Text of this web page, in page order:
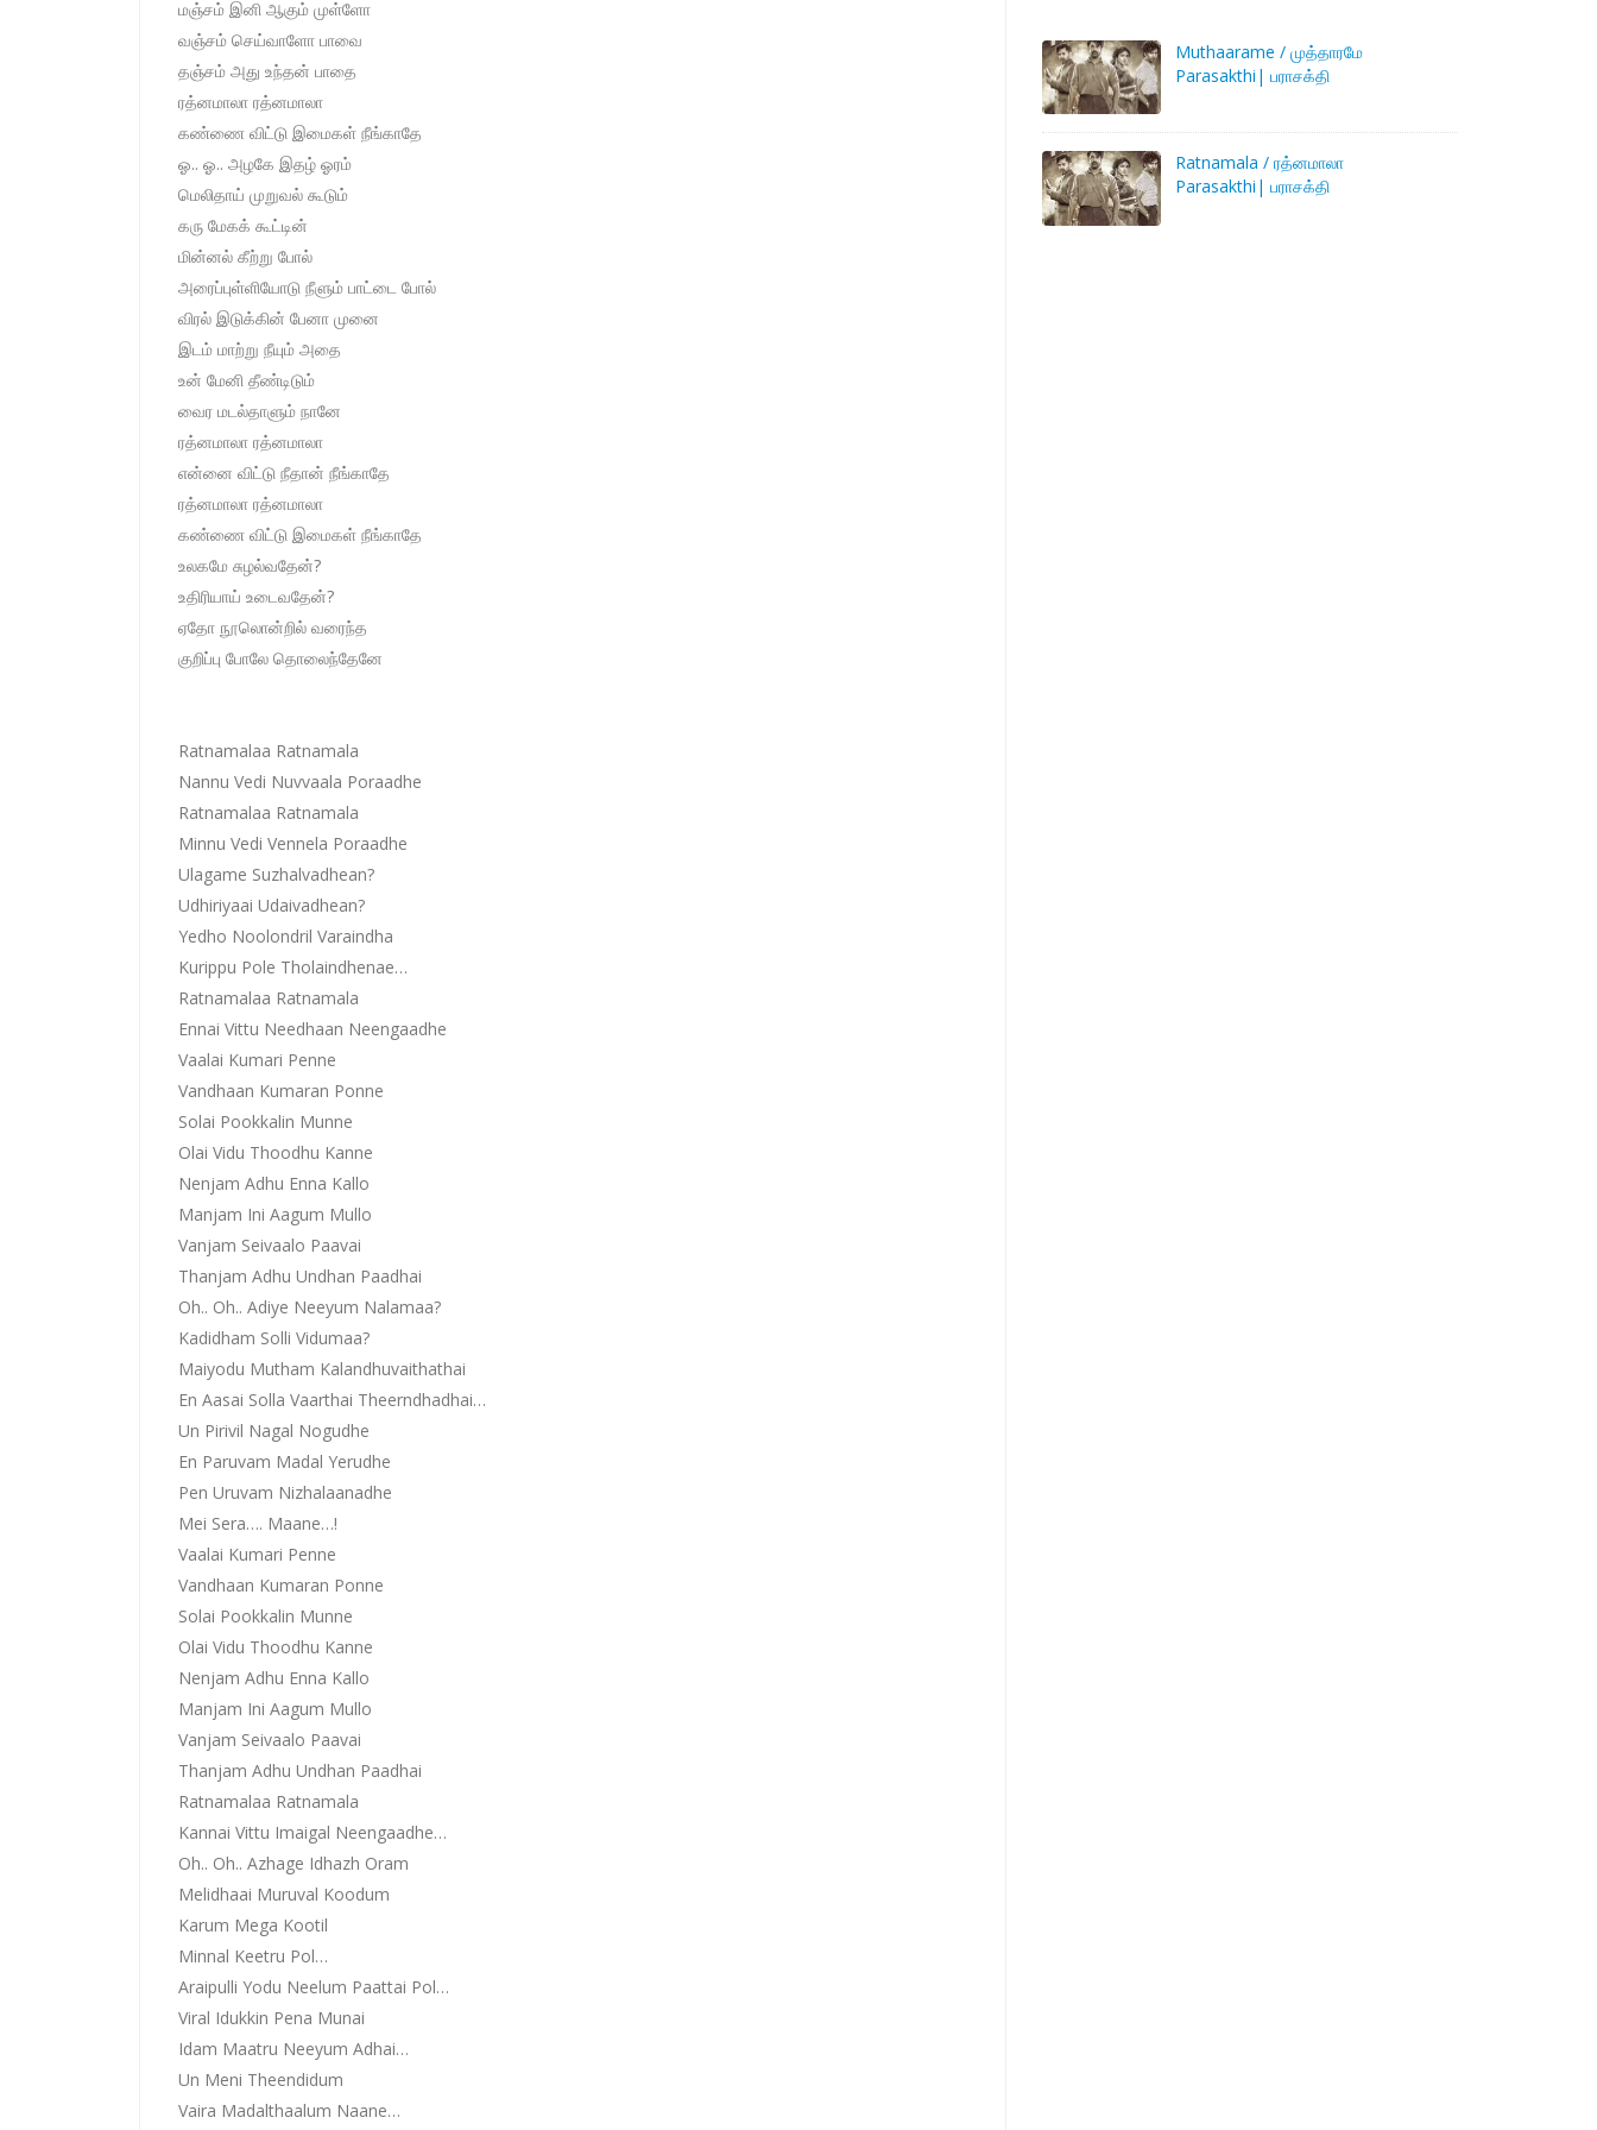
மஞ்சம் இனி ஆகும் முள்ளோ
வஞ்சம் செய்வாளோ பாவை
தஞ்சம் அது உந்தன் பாதை
ரத்னமாலா ரத்னமாலா
கண்ணை விட்டு இமைகள் நீங்காதே
ஓ.. ஓ.. அழகே இதழ் ஓரம்
மெலிதாய் முறுவல் கூடும்
கரு மேகக் கூட்டின்
மின்னல் கீற்று போல்
அரைப்புள்ளியோடு நீளும் பாட்டை போல்
விரல் இடுக்கின் பேனா முனை
இடம் மாற்று நீயும் அதை
உன் மேனி தீண்டிடும்
வைர மடல்தாளும் நானே
ரத்னமாலா ரத்னமாலா
என்னை விட்டு நீதான் நீங்காதே
ரத்னமாலா ரத்னமாலா
கண்ணை விட்டு இமைகள் நீங்காதே
உலகமே சுழல்வதேன்?
உதிரியாய் உடைவதேன்?
ஏதோ நூலொன்றில் வரைந்த
குறிப்பு போலே தொலைந்தேனே
Ratnamalaa Ratnamala
Nannu Vedi Nuvvaala Poraadhe
Ratnamalaa Ratnamala
Minnu Vedi Vennela Poraadhe
Ulagame Suzhalvadhean?
Udhiriyaai Udaivadhean?
Yedho Noolondril Varaindha
Kurippu Pole Tholaindhenae…
Ratnamalaa Ratnamala
Ennai Vittu Needhaan Neengaadhe
Vaalai Kumari Penne
Vandhaan Kumaran Ponne
Solai Pookkalin Munne
Olai Vidu Thoodhu Kanne
Nenjam Adhu Enna Kallo
Manjam Ini Aagum Mullo
Vanjam Seivaalo Paavai
Thanjam Adhu Undhan Paadhai
Oh.. Oh.. Adiye Neeyum Nalamaa?
Kadidham Solli Vidumaa?
Maiyodu Mutham Kalandhuvaithathai
En Aasai Solla Vaarthai Theerndhadhai…
Un Pirivil Nagal Nogudhe
En Paruvam Madal Yerudhe
Pen Uruvam Nizhalaanadhe
Mei Sera…. Maane…!
Vaalai Kumari Penne
Vandhaan Kumaran Ponne
Solai Pookkalin Munne
Olai Vidu Thoodhu Kanne
Nenjam Adhu Enna Kallo
Manjam Ini Aagum Mullo
Vanjam Seivaalo Paavai
Thanjam Adhu Undhan Paadhai
Ratnamalaa Ratnamala
Kannai Vittu Imaigal Neengaadhe…
Oh.. Oh.. Azhage Idhazh Oram
Melidhaai Muruval Koodum
Karum Mega Kootil
Minnal Keetru Pol…
Araipulli Yodu Neelum Paattai Pol…
Viral Idukkin Pena Munai
Idam Maatru Neeyum Adhai…
Un Meni Theendidum
Vaira Madalthaalum Naane…
Muthaarame / முத்தாரமே
Parasakthi| பராசக்தி
Ratnamala / ரத்னமாலா
Parasakthi| பராசக்தி